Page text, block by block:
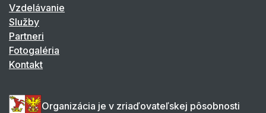
Vzdelávanie
Služby
Partneri
Fotogaléria
Kontakt
Organizácia je v zriaďovateľskej pôsobnosti